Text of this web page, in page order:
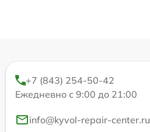
+7 (843) 254-50-42
Ежедневно с 9:00 до 21:00
info@kyvol-repair-center.ru